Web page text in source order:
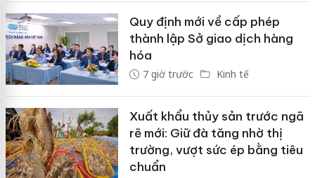
Quy định mới về cấp phép
thành lập Sở giao dịch hàng
hóa
7 giờ trước Kinh tế
Xuất khẩu thủy sản trước ngã
rẽ mới: Giữ đà tăng nhờ thị
trường, vượt sức ép bằng tiêu
chuẩn